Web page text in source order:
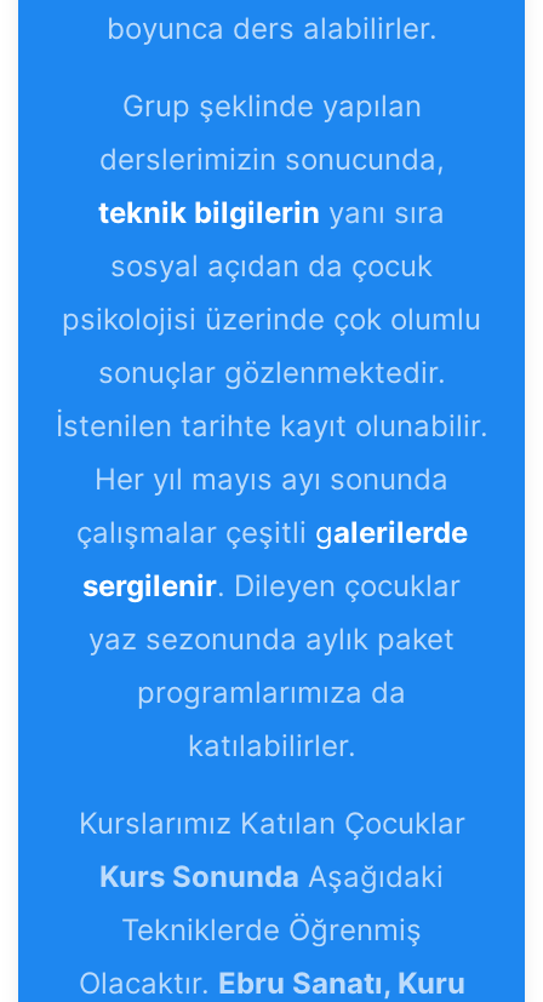
boyunca ders alabilirler.
Grup şeklinde yapılan
derslerimizin sonucunda,
teknik bilgilerin yanı sıra
sosyal açıdan da çocuk
psikolojisi üzerinde çok olumlu
sonuçlar gözlenmektedir.
İstenilen tarihte kayıt olunabilir.
Her yıl mayıs ayı sonunda
çalışmalar çeşitli galerilerde
sergilenir. Dileyen çocuklar
yaz sezonunda aylık paket
programlarımıza da
katılabilirler.
Kurslarımız Katılan Çocuklar
Kurs Sonunda Aşağıdaki
Tekniklerde Öğrenmiş
Olacaktır. Ebru Sanatı, Kuru